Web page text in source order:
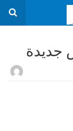
جديدة